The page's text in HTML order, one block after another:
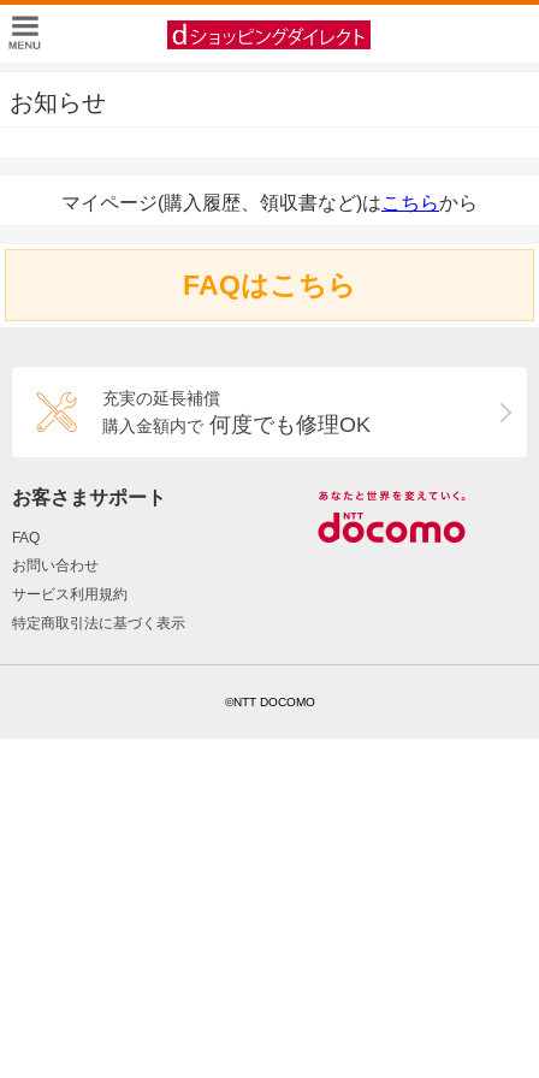
お知らせ
マイページ(購入履歴、領収書など)はこちらから
FAQはこちら
充実の延長補償
購入金額内で 何度でも修理OK
お客さまサポート
FAQ
お問い合わせ
サービス利用規約
特定商取引法に基づく表示
©NTT DOCOMO